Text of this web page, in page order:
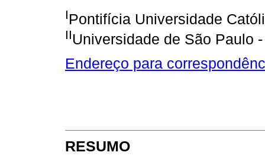
IPontifícia Universidade
IIUniversidade de São Paulo
Endereço para
RESUMO